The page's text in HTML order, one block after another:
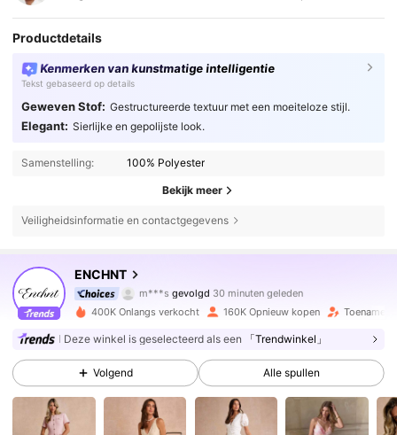
Productdetails
Kenmerken van kunstmatige intelligentie
Tekst gebaseerd op details
Geweven Stof: Gestructureerde textuur met een moeiteloze stijl.
Elegant: Sierlijke en gepolijste look.
Samenstelling: 100% Polyester
Bekijk meer
Veiligheidsinformatie en contactgegevens
ENCHNT
e***2is aan het browsen
4.75
1.3M Volgers
1.3M Volgers
4.75 1.3M Volgers
400K Onlangs verkocht 160K Opnieuw kopen Toename
Deze winkel is geselecteerd als een 「Trendwinkel」
Volgend Alle spullen